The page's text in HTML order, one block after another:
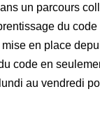
un parcours
du
en place
code en
au vendredi